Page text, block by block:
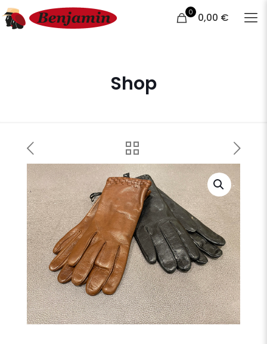
0 0,00 €
Shop